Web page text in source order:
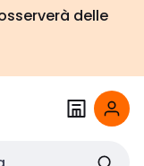
delle